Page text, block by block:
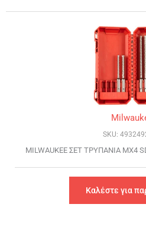
SKU:
MILWAUKEE ΣET ΤΡΥΠΑΝΙΑ ΜΧ4
Καλέστε για